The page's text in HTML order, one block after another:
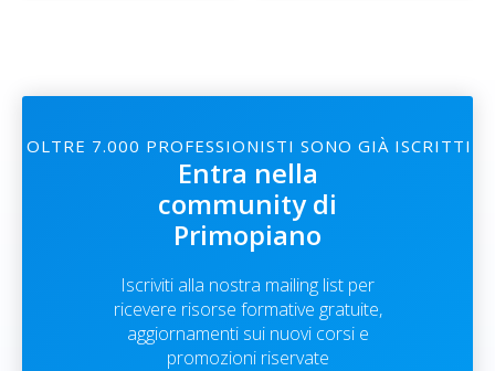
OLTRE 7.000 PROFESSIONISTI SONO GIÀ ISCRITTI
Entra nella
community di
Primopiano
Iscriviti alla nostra mailing list per
ricevere risorse formative gratuite,
aggiornamenti sui nuovi corsi e
promozioni riservate